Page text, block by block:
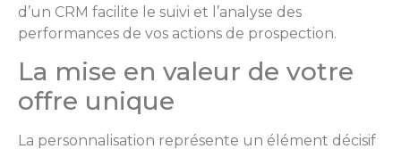
d’un CRM facilite le suivi et l’analyse des
performances de vos actions de prospection.
La mise en valeur de votre
offre unique
La personnalisation représente un élément décisif